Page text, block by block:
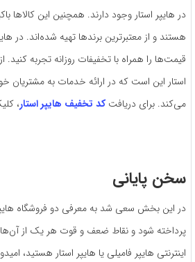
در هایپر استار وجود دارند. همچنین این کالاها
هستند و از معتبرترین برندها تهیه شده‌اند. در
قیمت‌ها را همراه با تخفیفات روزانه تجربه
استار این است که در ارائه خدمات به مشتریان
می‌کند. برای دریافتکد تخفیف هایپر استار،
سخن پایانی
در این بخش سعی شد به معرفی دو فروشگاه هایپر
پرداخته شود و نقاط ضعف و قوت هر یک از آن‌ها
اینترنتی هایپر فامیلی یا هایپر استار هستید،